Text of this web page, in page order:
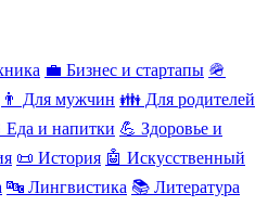
💼 Бизнес и стартапы 🪖
👨 Для мужчин 👪 Для родителей
Еда и напитки 💪 Здоровье и
📜 История 🤖 Искусственный
🔤 Лингвистика 📚 Литература